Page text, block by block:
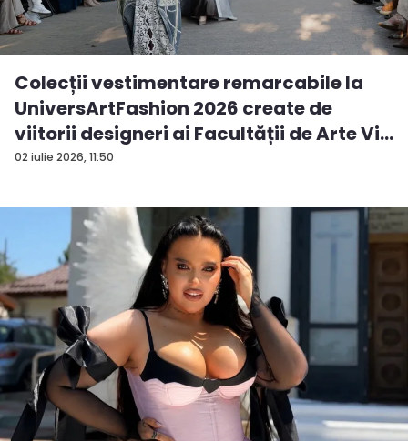
02 iulie 2026, 11:50
Colecții vestimentare remarcabile la
UniversArtFashion 2026 create de
viitorii designeri ai Facultății de Arte Vi...